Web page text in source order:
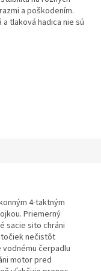
a poškodením.
tlaková hadica nie sú
4-taktným
Priemerný
sacie sito chráni
nečistôt
čerpadlu
motor pred